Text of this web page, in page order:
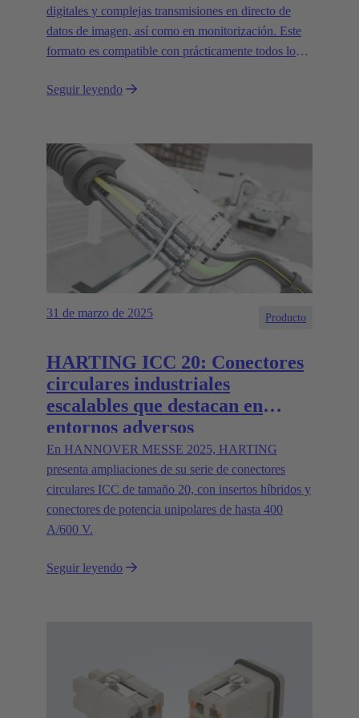
digitales y complejas transmisiones en directo de
datos de imagen, así como en monitorización. Este
formato es compatible con prácticamente todos los
transferencia de datos de hasta 20 Gbit/s.
Seguir leyendo
31 de marzo de 2025 Producto
HARTING ICC 20: Conectores
circulares industriales
escalables que destacan en
entornos adversos
En HANNOVER MESSE 2025, HARTING
presenta ampliaciones de su serie de conectores
circulares ICC de tamaño 20, con insertos híbridos y
conectores de potencia unipolares de hasta 400
A/600 V.
Seguir leyendo